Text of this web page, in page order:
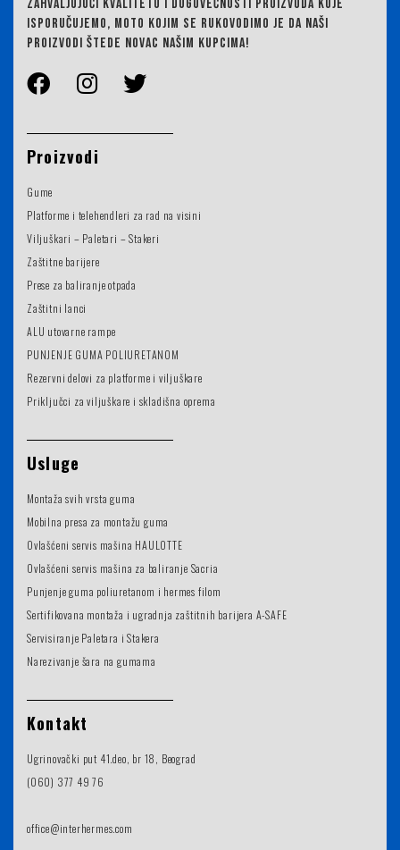
ZAHVALJUJUĆI KVALITETU I DUGOVEČNOSTI PROIZVODA KOJE
ISPORUČUJEMO, MOTO KOJIM SE RUKOVODIMO JE DA NAŠI
PROIZVODI ŠTEDE NOVAC NAŠIM KUPCIMA!
Proizvodi
Gume
Platforme i telehendleri za rad na visini
Viljuškari – Paletari – Stakeri
Zaštitne barijere
Prese za baliranje otpada
Zaštitni lanci
ALU utovarne rampe
PUNJENJE GUMA POLIURETANOM
Rezervni delovi za platforme i viljuškare
Priključci za viljuškare i skladišna oprema
Usluge
Montaža svih vrsta guma
Mobilna presa za montažu guma
Ovlašćeni servis mašina HAULOTTE
Ovlašćeni servis mašina za baliranje Sacria
Punjenje guma poliuretanom i hermes filom
Sertifikovana montaža i ugradnja zaštitnih barijera A-SAFE
Servisiranje Paletara i Stakera
Narezivanje šara na gumama
Kontakt
Ugrinovački put 41.deo, br 18, Beograd
(060) 377 49 76
office@interhermes.com